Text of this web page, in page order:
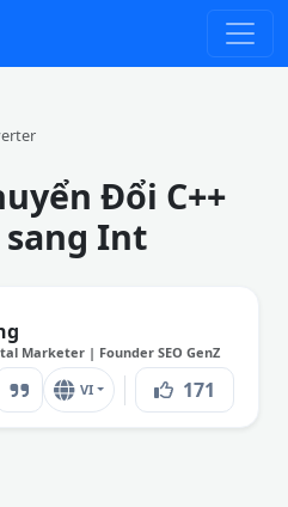
Đổi C++
Int
Marketer | Founder SEO GenZ
VI 171
Copy Code
Copy Result